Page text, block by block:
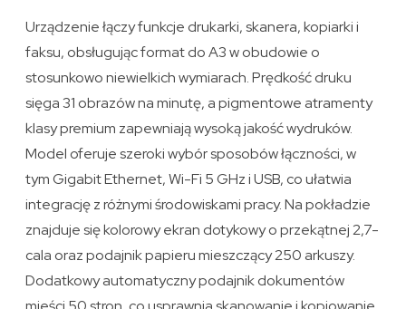
Urządzenie łączy funkcje drukarki, skanera, kopiarki i
faksu, obsługując format do A3 w obudowie o
stosunkowo niewielkich wymiarach. Prędkość druku
sięga 31 obrazów na minutę, a pigmentowe atramenty
klasy premium zapewniają wysoką jakość wydruków.
Model oferuje szeroki wybór sposobów łączności, w
tym Gigabit Ethernet, Wi-Fi 5 GHz i USB, co ułatwia
integrację z różnymi środowiskami pracy. Na pokładzie
znajduje się kolorowy ekran dotykowy o przekątnej 2,7-
cala oraz podajnik papieru mieszczący 250 arkuszy.
Dodatkowy automatyczny podajnik dokumentów